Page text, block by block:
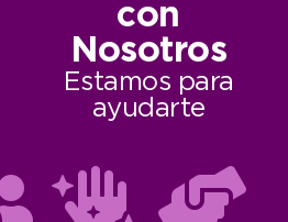
con
Nosotros
Estamos para
ayudarte